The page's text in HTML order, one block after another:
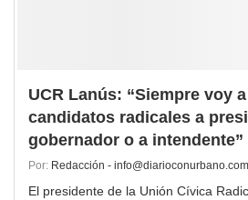
UCR Lanús: “Siempre voy
candidatos radicales a
gobernador o a intendente”
Por: Redacción -
El presidente de la Unión Cívica